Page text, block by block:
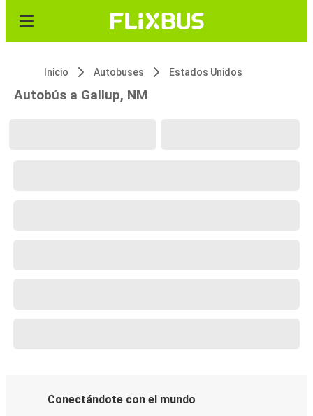
Inicio Autobuses Estados Unidos
Autobús a Gallup, NM
Conectándote con el mundo